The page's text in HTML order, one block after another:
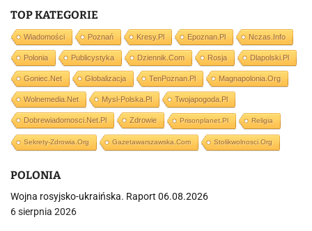
TOP KATEGORIE
Wiadomości Poznań Kresy.pl Epoznan.pl Nczas.info
Polonia Publicystyka Dziennik.com Rosja Dlapolski.pl
Goniec.net Globalizacja TenPoznan.pl Magnapolonia.org
Wolnemedia.net Mysl-Polska.pl Twojapogoda.pl
Dobrewiadomosci.net.pl Zdrowie Prisonplanet.pl Religia
Sekrety-Zdrowia.org Gazetawarszawska.com Stolikwolnosci.org
POLONIA
Wojna rosyjsko-ukraińska. Raport 06.08.2026
6 sierpnia 2026